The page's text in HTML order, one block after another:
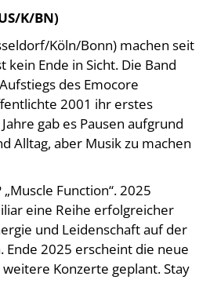
K/BN)
Köln/Bonn) machen seit
kein Ende in Sicht. Die Band
des Emocore
2001 ihr erstes
gab es Pausen aufgrund
Alltag, aber Musik zu machen
Function“. 2025
eine Reihe erfolgreicher
und Leidenschaft auf der
2025 erscheint die neue
Konzerte geplant. Stay